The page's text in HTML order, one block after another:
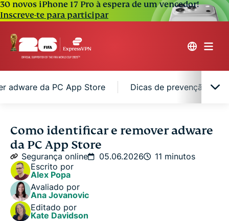
30 novos iPhone 17 Pro à espera de um vencedor!
Inscreve-te para participar
adware da PC App Store Dicas de prevenção
Entendendo o adware da PC App Store
Como remover adware da PC App Store
Dicas de prevenção para adware da PC App Store
Perguntas frequentes
Como identificar e remover adware
da PC App Store
Segurança online 05.06.2026
11 minutos
Escrito por
Alex Popa
Avaliado por
Ana Jovanovic
Editado por
Kate Davidson